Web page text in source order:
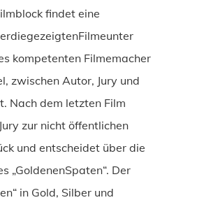
findet eine
kompetenten Filmemacher
zwischen Autor, Jury und
Nach dem letzten Film
zur nicht öffentlichen
und entscheidet über die
„GoldenenSpaten“. Der
in Gold, Silber und